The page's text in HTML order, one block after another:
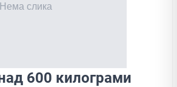
600 килограми